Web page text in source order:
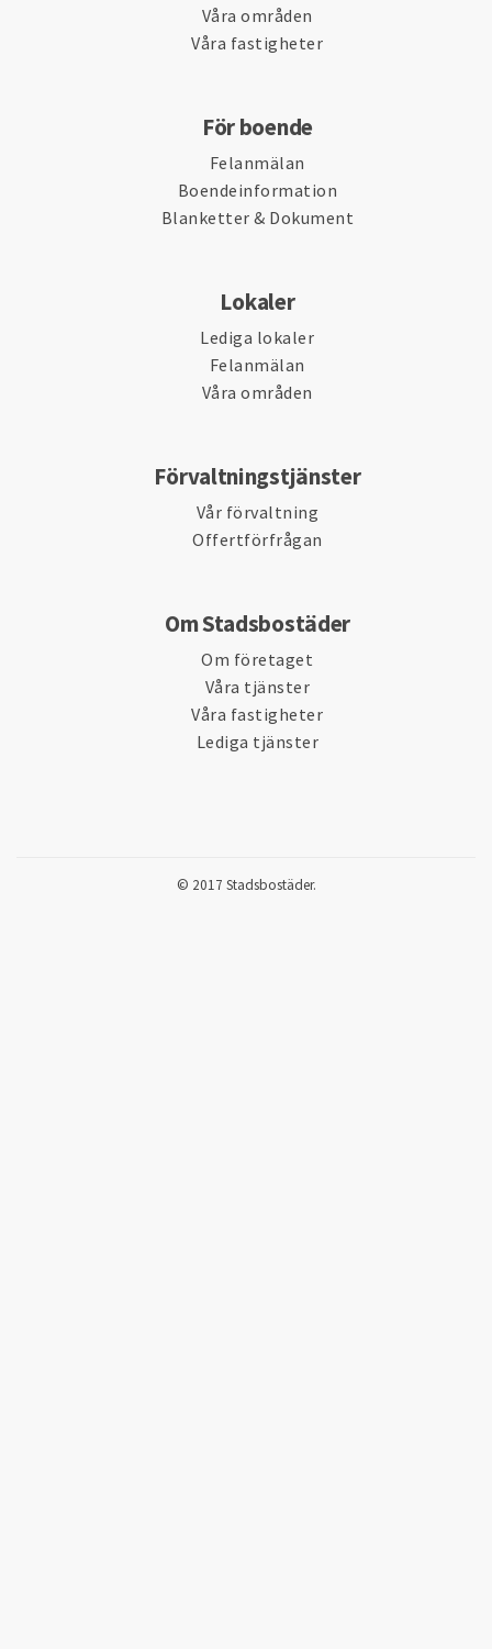
Våra områden
Våra fastigheter
För boende
Felanmälan
Boendeinformation
Blanketter & Dokument
Lokaler
Lediga lokaler
Felanmälan
Våra områden
Förvaltningstjänster
Vår förvaltning
Offertförfrågan
Om Stadsbostäder
Om företaget
Våra tjänster
Våra fastigheter
Lediga tjänster
© 2017 Stadsbostäder.